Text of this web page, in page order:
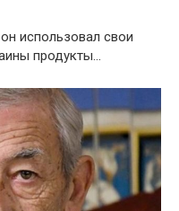
использовал свои
продукты…